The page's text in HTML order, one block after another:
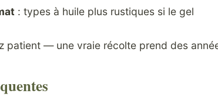
: types à huile plus rustiques si le gel
patient — une vraie récolte prend des